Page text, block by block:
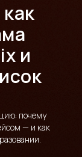
и
почему
— и как